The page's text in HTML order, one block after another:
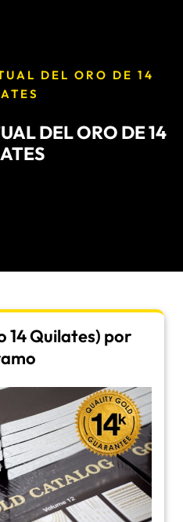
DEL ORO DE 14
DEL ORO DE 14
14 Quilates) por